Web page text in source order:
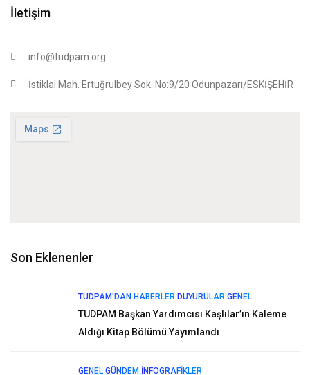
İletişim
info@tudpam.org
İstiklal Mah. Ertuğrulbey Sok. No:9/20 Odunpazarı/ESKİŞEHİR
Son Eklenenler
TUDPAM'DAN HABERLER DUYURULAR GENEL
TUDPAM Başkan Yardımcısı Kaşlılar’ın Kaleme
Aldığı Kitap Bölümü Yayımlandı
GENEL GÜNDEM İNFOGRAFIKLER